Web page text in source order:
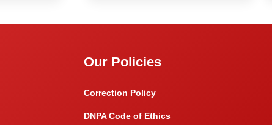
Our Policies
Correction Policy
DNPA Code of Ethics